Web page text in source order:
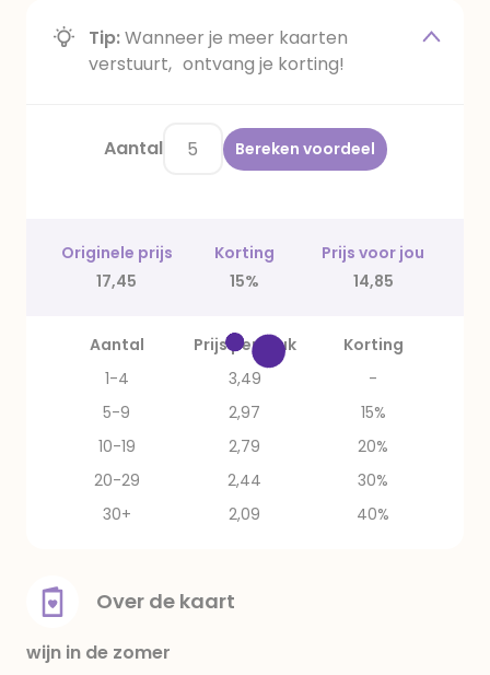
Tip:Wanneer je meer kaarten
verstuurt, ontvang je korting!
Aantal Bereken voordeel
Originele prijs Korting
Prijs voor jou
17,45
15% 14,85
Aantal Prijs per stuk
Korting
1-4
3,49
-
5-9
2,97
15%
10-19
2,79
20%
20-29
2,44
30%
30+
2,09 40%
Over de kaart
wijn in de zomer